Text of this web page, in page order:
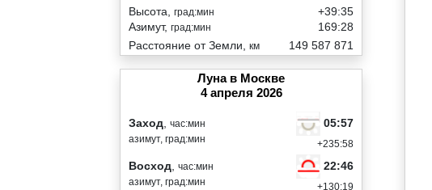
Высота, град:мин
Азимут, град:мин
+39:35
169:28
Расстояние от Земли, км 149 587 871
Луна в Москве
4 апреля 2026
Заход час:мин
азимут, град:мин
05:57
+235:58
Восход час:мин
азимут, град:мин
22:46
+130:19